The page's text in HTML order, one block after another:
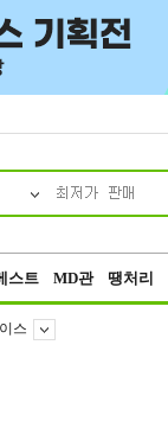
스트 MD관 땡처리
스